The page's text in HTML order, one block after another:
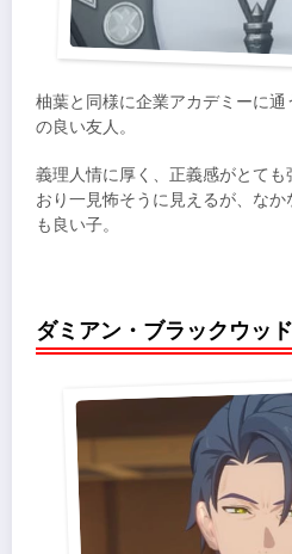
柚葉と同様に企業アカデミーに
の良い友人。
義理人情に厚く、正義感がとて
おり一見怖そうに見えるが、な
も良い子。
ダミアン・ブラックウッド